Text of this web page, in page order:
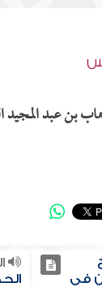
بن عبد
في